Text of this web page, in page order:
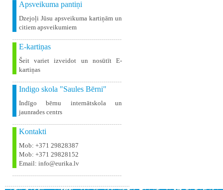
Apsveikuma pantiņi
Dzejoļi Jūsu apsveikuma kartiņām un
citiem apsveikumiem
E-kartiņas
Šeit variet izveidot un nosūtīt E-
kartiņas
Indigo skola "Saules Bērni"
Indīgo bērnu internātskola un
jaunrades centrs
Kontakti
Mob: +371 29828387
Mob: +371 29828152
Email: info@eurika.lv